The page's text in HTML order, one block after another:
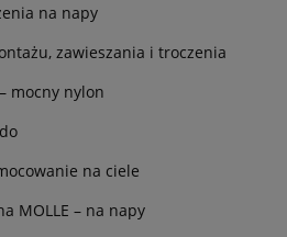
na napy
zawieszania i troczenia
mocny nylon
na ciele
MOLLE – na napy